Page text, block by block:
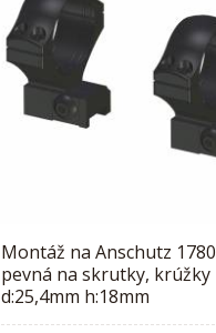
Montáž na Anschutz 1780
pevná na skrutky, krúžky
d:25,4mm h:18mm